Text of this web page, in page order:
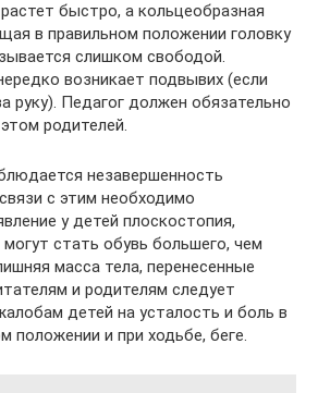
быстро, а кольцеобразная
в правильном положении головку
слишком свободой.
возникает подвывих (если
руку). Педагог должен обязательно
родителей.
незавершенность
с этим необходимо
у детей плоскостопия,
стать обувь большего, чем
масса тела, перенесенные
и родителям следует
детей на усталость и боль в
положении и при ходьбе, беге.